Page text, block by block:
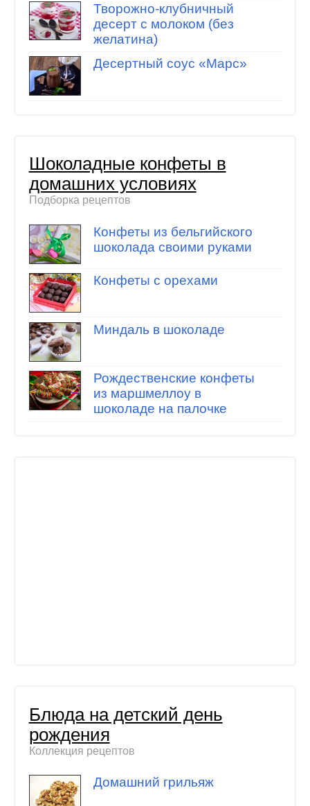
Творожно-клубничный
десерт с молоком (без
желатина)
Десертный соус «Марс»
Шоколадные конфеты в
домашних условиях
Подборка рецептов
Конфеты из бельгийского
шоколада своими руками
Конфеты с орехами
Миндаль в шоколаде
Рождественские конфеты
из маршмеллоу в
шоколаде на палочке
Блюда на детский день
рождения
Коллекция рецептов
Домашний грильяж